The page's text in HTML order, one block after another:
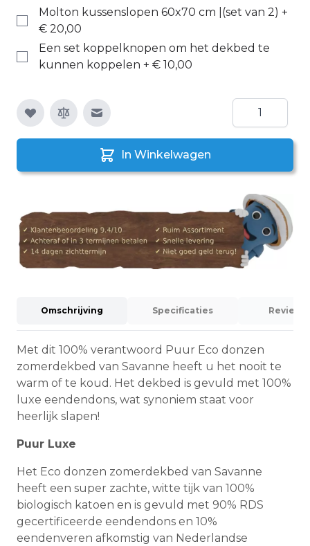
Molton kussenslopen 60x70 cm |(set van 2) +
€ 20,00
Een set koppelknopen om het dekbed te
kunnen koppelen + € 10,00
E-mail naar een vriend
Aantal
In Winkelwagen
Omschrijving Specificaties Reviews
Met dit 100% verantwoord Puur Eco donzen
zomerdekbed van Savanne heeft u het nooit te
warm of te koud. Het dekbed is gevuld met 100%
luxe eendendons, wat synoniem staat voor
heerlijk slapen!
Puur Luxe
Het Eco donzen zomerdekbed van Savanne
heeft een super zachte, witte tijk van 100%
biologisch katoen en is gevuld met 90% RDS
gecertificeerde eendendons en 10%
eendenveren afkomstig van Nederlandse